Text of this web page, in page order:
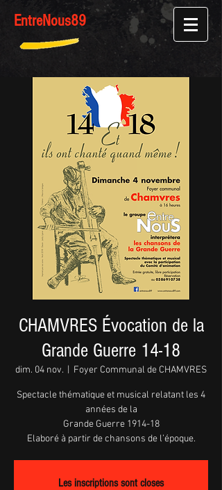
EntreNous89
CHAMVRES Évocation de la
Grande Guerre 14-18
dim. 04 nov. Foyer Communal de CHAMVRES
Spectacle thématique et musical relatant les 4
années de la
Grande Guerre 1914-18
Les inscriptions sont closes